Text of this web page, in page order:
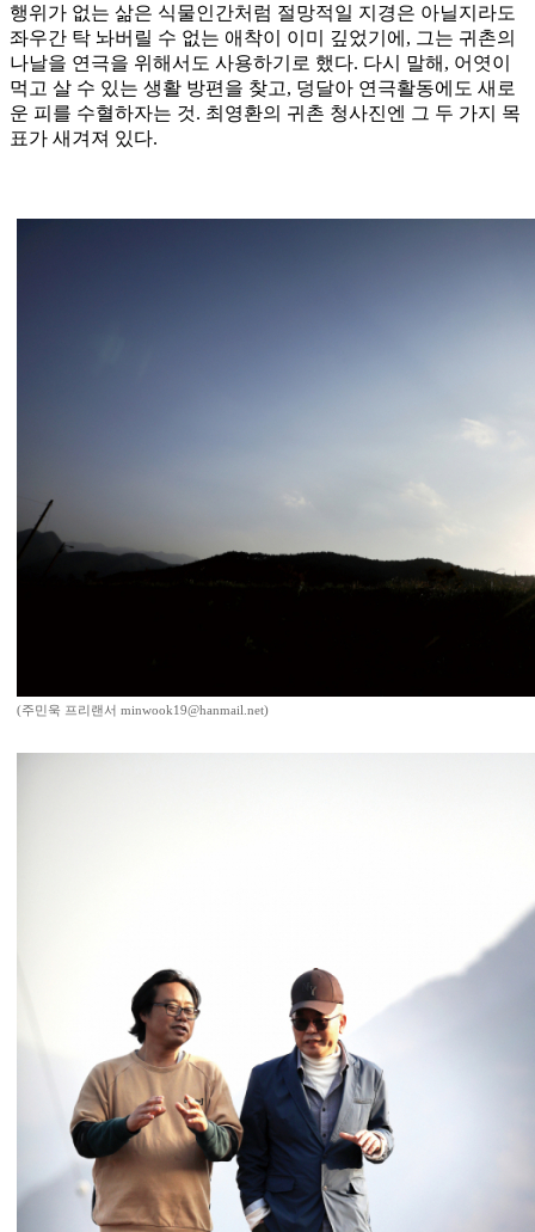
행위가 없는 삶은 식물인간처럼 절망적일 지경은 아닐지라도
좌우간 탁 놔버릴 수 없는 애착이 이미 깊었기에, 그는 귀촌의
나날을 연극을 위해서도 사용하기로 했다. 다시 말해, 어엿이
먹고 살 수 있는 생활 방편을 찾고, 덩달아 연극활동에도 새로
운 피를 수혈하자는 것. 최영환의 귀촌 청사진엔 그 두 가지 목
표가 새겨져 있다.
(주민욱 프리랜서 minwook19@hanmail.net)